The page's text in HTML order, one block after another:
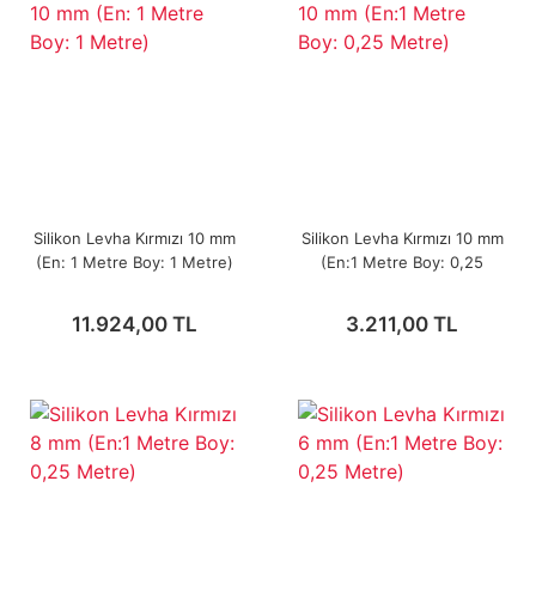
Silikon Levha Kırmızı 10 mm
(En: 1 Metre Boy: 1 Metre)
11.924,00 TL
Silikon Levha Kırmızı 10 mm
(En:1 Metre Boy: 0,25
3.211,00 TL